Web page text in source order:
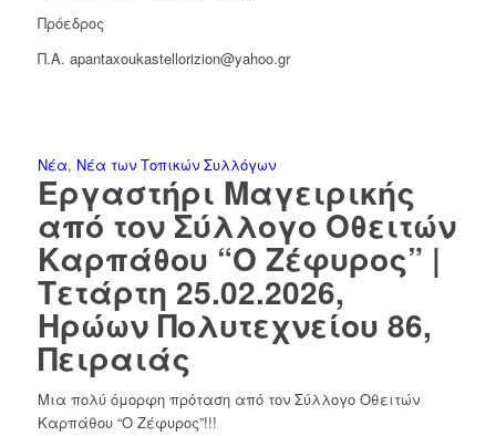
Πρόεδρος
Π.Α. apantaxoukastellorizion@yahoo.gr
Νέα, Νέα των Τοπικών Συλλόγων
Εργαστήρι Μαγειρικής
από τον Σύλλογο Οθειτών
Καρπάθου “Ο Ζέφυρος” |
Τετάρτη 25.02.2026,
Ηρώων Πολυτεχνείου 86,
Πειραιάς
Μια πολύ όμορφη πρόταση από τον Σύλλογο Οθειτών
Καρπάθου “Ο Ζέφυρος”!!!